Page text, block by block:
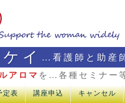
イ …看護師と助産
アロマ を…各種セミナー
定表 講座申込 キャンセル